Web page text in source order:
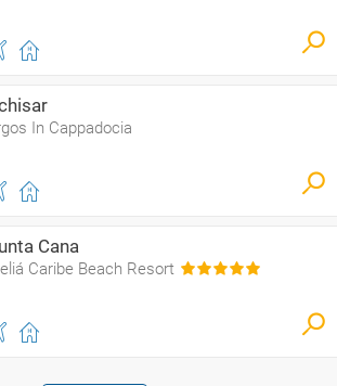
In Cappadocia
Cana
Caribe Beach Resort